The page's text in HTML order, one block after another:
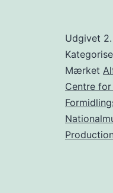
Udgivet
Mærket
Centre